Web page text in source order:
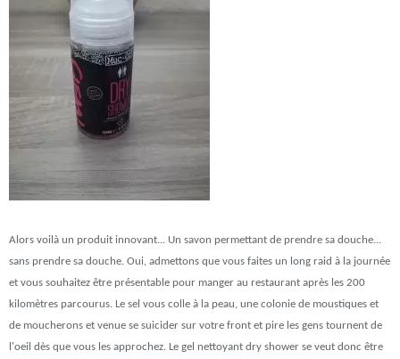
Alors voilà un produit innovant... Un savon permettant de prendre sa douche...
sans prendre sa douche. Oui, admettons que vous faites un long raid à la journée
et vous souhaitez être présentable pour manger au restaurant après les 200
kilomètres parcourus. Le sel vous colle à la peau, une colonie de moustiques et
de moucherons et venue se suicider sur votre front et pire les gens tournent de
l'oeil dès que vous les approchez. Le gel nettoyant dry shower se veut donc être